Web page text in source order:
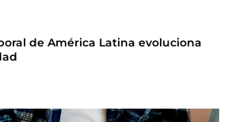
de América Latina evoluciona